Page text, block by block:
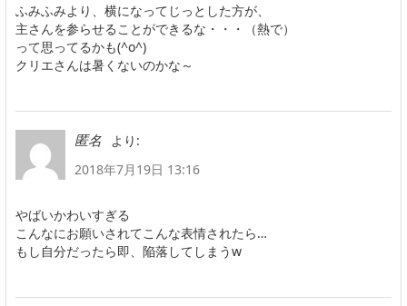
ふみふみより、横になってじっとした方が、
主さんを参らせることができるな・・・（熱で）
って思ってるかも(^o^)
クリエさんは暑くないのかな～
匿名
より:
2018年7月19日 13:16
やばいかわいすぎる
こんなにお願いされてこんな表情されたら…
もし自分だったら即、陥落してしまうw